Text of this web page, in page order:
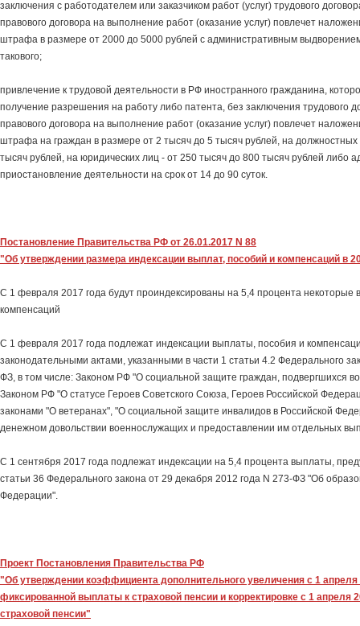
заключения с работодателем или заказчиком работ (услуг) трудового
правового договора на выполнение работ (оказание услуг) повлечет
штрафа в размере от 2000 до 5000 рублей с административным
такового;
привлечение к трудовой деятельности в РФ иностранного гражданина,
получение разрешения на работу либо патента, без заключения трудового
правового договора на выполнение работ (оказание услуг) повлечет
штрафа на граждан в размере от 2 тысяч до 5 тысяч рублей, на
тысяч рублей, на юридических лиц - от 250 тысяч до 800 тысяч рублей либо
приостановление деятельности на срок от 14 до 90 суток.
Постановление Правительства РФ от 26.01.2017 N 88
"Об утверждении размера индексации выплат, пособий и компенсаций в
С 1 февраля 2017 года будут проиндексированы на 5,4 процента некоторые
компенсаций
С 1 февраля 2017 года подлежат индексации выплаты, пособия и
законодательными актами, указанными в части 1 статьи 4.2 Федерального
ФЗ, в том числе: Законом РФ "О социальной защите граждан, подвергшихся
Законом РФ "О статусе Героев Советского Союза, Героев Российской
законами "О ветеранах", "О социальной защите инвалидов в Российской
денежном довольствии военнослужащих и предоставлении им отдельных
С 1 сентября 2017 года подлежат индексации на 5,4 процента выплаты,
статьи 36 Федерального закона от 29 декабря 2012 года N 273-ФЗ "Об
Федерации".
Проект Постановления Правительства РФ
"Об утверждении коэффициента дополнительного увеличения с 1 апреля
фиксированной выплаты к страховой пенсии и корректировке с 1 апреля
страховой пенсии"